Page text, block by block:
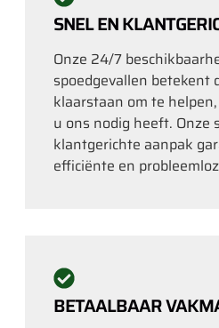
SNEL EN
Onze 24/7
spoedgevallen betekent
klaarstaan om te
u ons nodig heeft. Onze
klantgerichte aanpak
efficiënte en
BETAALBAAR